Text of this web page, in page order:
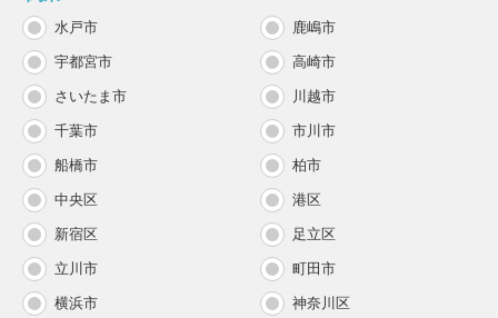
水戸市 鹿嶋市
宇都宮市 高崎市
さいたま市 川越市
千葉市 市川市
船橋市 柏市
中央区 港区
新宿区 足立区
立川市 町田市
横浜市 神奈川区